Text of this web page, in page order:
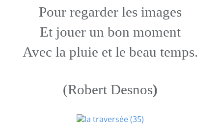
Pour regarder les images
Et jouer un bon moment
Avec la pluie et le beau temps.
(Robert Desnos)